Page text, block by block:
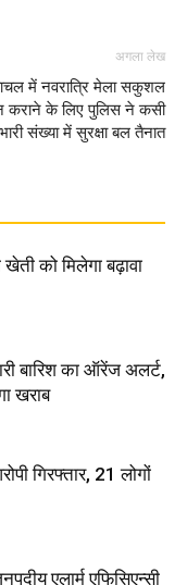
अगला लेख
में नवरात्रि मेला सकुशल
कराने के लिए पुलिस ने कसी
संख्या में सुरक्षा बल तैनात
खेती को मिलेगा बढ़ावा
बारिश का ऑरेंज अलर्ट,
खराब
गिरफ्तार, 21 लोगों
एलार्म एफिसिएन्सी